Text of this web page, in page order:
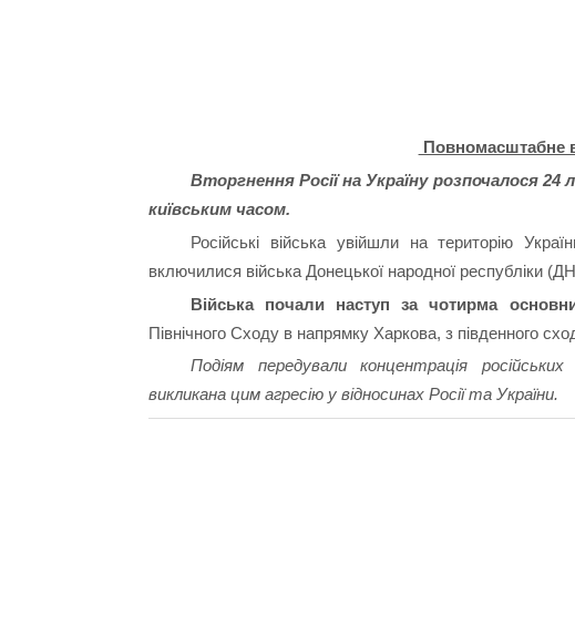
Повномасштабне
Вторгнення Росії на Україну розпочалося
київським часом.
Російські війська увійшли на територію
включилися війська Донецької народної республіки
Війська почали наступ за чотирма
Північного Сходу в напрямку Харкова, з південного
Подіям передували концентрація
викликана цим агресію у відносинах Росії та України.